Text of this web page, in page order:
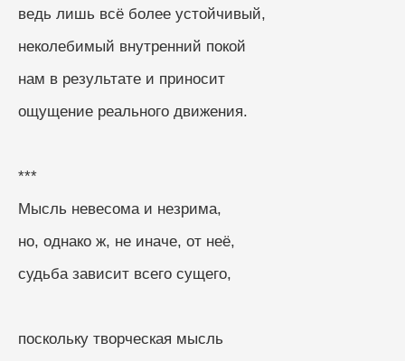
ведь лишь всё более устойчивый,
неколебимый внутренний покой
нам в результате и приносит
ощущение реального движения.
***
Мысль невесома и незрима,
но, однако ж, не иначе, от неё,
судьба зависит всего сущего,
поскольку творческая мысль